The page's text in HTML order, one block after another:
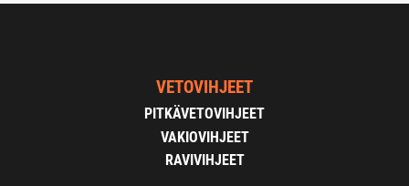
VETOVIHJEET
PITKÄVETOVIHJEET
VAKIOVIHJEET
RAVIVIHJEET